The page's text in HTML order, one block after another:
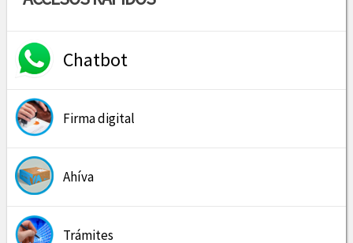
Chatbot
Firma digital
Ahíva
Trámites